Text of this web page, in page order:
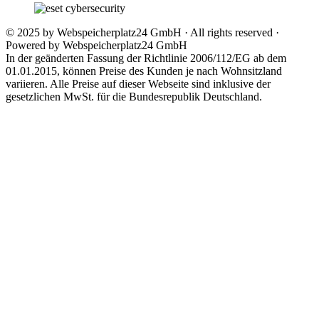
© 2025 by Webspeicherplatz24 GmbH · All rights reserved ·
Powered by Webspeicherplatz24 GmbH
In der geänderten Fassung der Richtlinie 2006/112/EG ab dem
01.01.2015, können Preise des Kunden je nach Wohnsitzland
variieren. Alle Preise auf dieser Webseite sind inklusive der
gesetzlichen MwSt. für die Bundesrepublik Deutschland.